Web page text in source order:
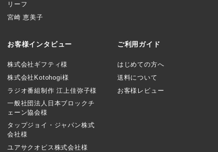
リーフ
宮崎 恵美子
お客様インタビュー
株式会社ギフティ様
株式会社Kotohogi様
ラジオ番組制作 江上佳弥子様
一般社団法人日本ブロックチ
ェーン協会様
タップジョイ・ジャパン株式
会社様
ユアサクオビス株式会社様
ご利用ガイド
はじめての方へ
送料について
お客様レビュー